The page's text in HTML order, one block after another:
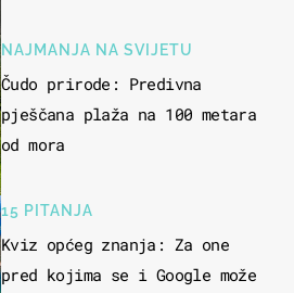
NAJMANJA NA SVIJETU
Čudo prirode: Predivna
pješčana plaža na 100 metara
od mora
15 PITANJA
Kviz općeg znanja: Za one
pred kojima se i Google može